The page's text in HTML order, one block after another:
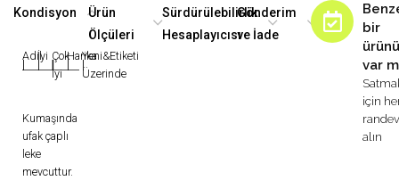
Kondisyon
Adilİyi
|
Çok
İyi
Harika
|
Yeni&Etiketi
Üzerinde
Kumaşında
ufak çaplı
leke
mevcuttur.
Ürün
Ölçüleri
Sürdürülebilirlik
Hesaplayıcısı
Gönderim
ve İade
bir
var
için
alın